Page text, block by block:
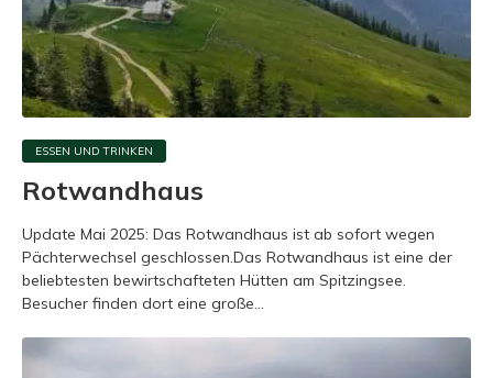
ESSEN UND TRINKEN
Rotwandhaus
Update Mai 2025: Das Rotwandhaus ist ab sofort wegen
Pächterwechsel geschlossen.Das Rotwandhaus ist eine der
beliebtesten bewirtschafteten Hütten am Spitzingsee.
Besucher finden dort eine große...